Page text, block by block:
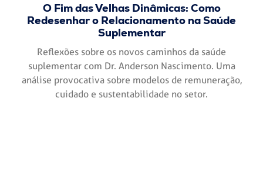
O Fim das Velhas Dinâmicas: Como
Redesenhar o Relacionamento na Saúde
Suplementar
Reflexões sobre os novos caminhos da saúde
suplementar com Dr. Anderson Nascimento. Uma
análise provocativa sobre modelos de remuneração,
cuidado e sustentabilidade no setor.